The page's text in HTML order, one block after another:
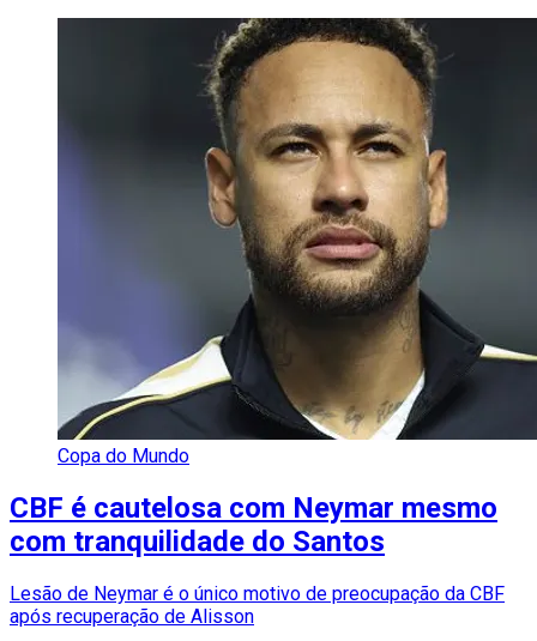
Copa do Mundo
CBF é cautelosa com Neymar mesmo
com tranquilidade do Santos
Lesão de Neymar é o único motivo de preocupação da CBF
após recuperação de Alisson